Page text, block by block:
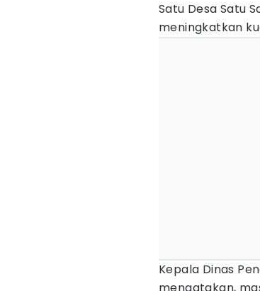
Satu Desa Satu
meningkatkan
Kepala Dinas